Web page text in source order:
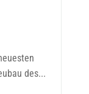
des...